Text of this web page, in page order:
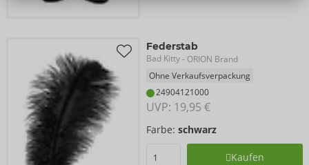
Federstab
Bad Kitty- ORION Brand
Ohne Verkaufsverpackung
24904121000
UVP: 19,95 €
Farbe: schwarz
Kaufen